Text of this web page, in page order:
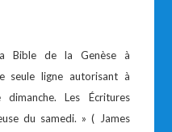
Bible de la Genèse à
seule ligne autorisant à
Les Écritures
du samedi. » ( James